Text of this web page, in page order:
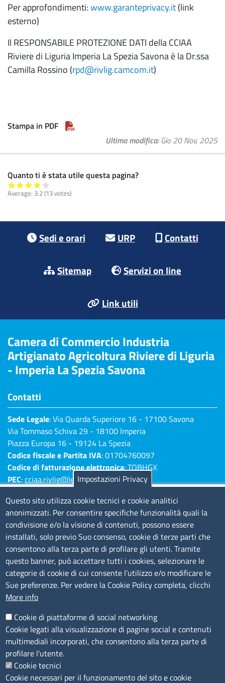
Per approfondimenti:www.garanteprivacy.it(link
esterno)
Il RESPONSABILE PROTEZIONE DATI della CCIAA
Riviere di Liguria Imperia La Spezia Savona è la Dr.ssa
Camilla Rossino (rpd@rivlig.camcom.it)
Stampa in PDF
Ultima modifica Gio 20 Nov, 2025
Quanto ti è stata utile questa pagina?
Average: 3.2(13 votes)
Sedi e orari URP Contatti
Sitemap Servizi on line
Link utili
Camera di Commercio Industria
Artigianato Agricoltura Riviere di Liguria
- Imperia La Spezia Savona
Contatti
Sede Legale: Via Quarda Superiore 16 - 17100 Savona
Via Tommaso Schiva 29 - 18100 Imperia
Piazza Europa 16 - 19124 La Spezia
Codice fiscale e Partita IVA: 01704760097
Codice di fatturazione elettronica: TQBHGX
PEC:cciaa.rivlig@legalmail.it
Imperia 0183 7931 - La Spezia 0187 7281
Amministrazione Trasparente
Consulta tutte le sezioni
Bilanci
Bandi di concorso
Procedimenti
Provvedimenti
Sito web
Note legali
Privacy policy
Dichiarazione di accessibilità
Impostazioni Privacy
Questo sito utilizza cookie tecnici e cookie analitici
anonimizzati. Per consentire specifiche funzionalità quali la
condivisione e/o la visione di contenuti, possono essere
installati, solo previo Suo consenso, cookie di terze parti che
consentono alla terza parte di profilare gli utenti. Tramite
questo banner, può accettare tutti i cookies, selezionare le
categorie di cookie di cui consente l’utilizzo e/o modificare le
Sue preferenze. Per vedere la Cookie Policy completa, clicchi
More info
Cookie di piattaforme di social networking
Cookie legati alla visualizzazione di pagine social e contenuti
multimediali incorporati, che consentono alla terza parte di
profilare l'utente.
Cookie tecnici
Cookie necessari per il funzionamento del sito e cookie